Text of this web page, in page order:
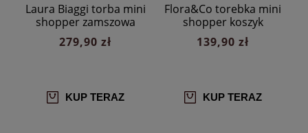
Laura Biaggi torba mini
shopper zamszowa
bordowa
279,90 zł
KUP TERAZ
Flora&Co torebka mini
shopper koszyk
ciemnobeżowa z
brązowym
139,90 zł
KUP TERAZ